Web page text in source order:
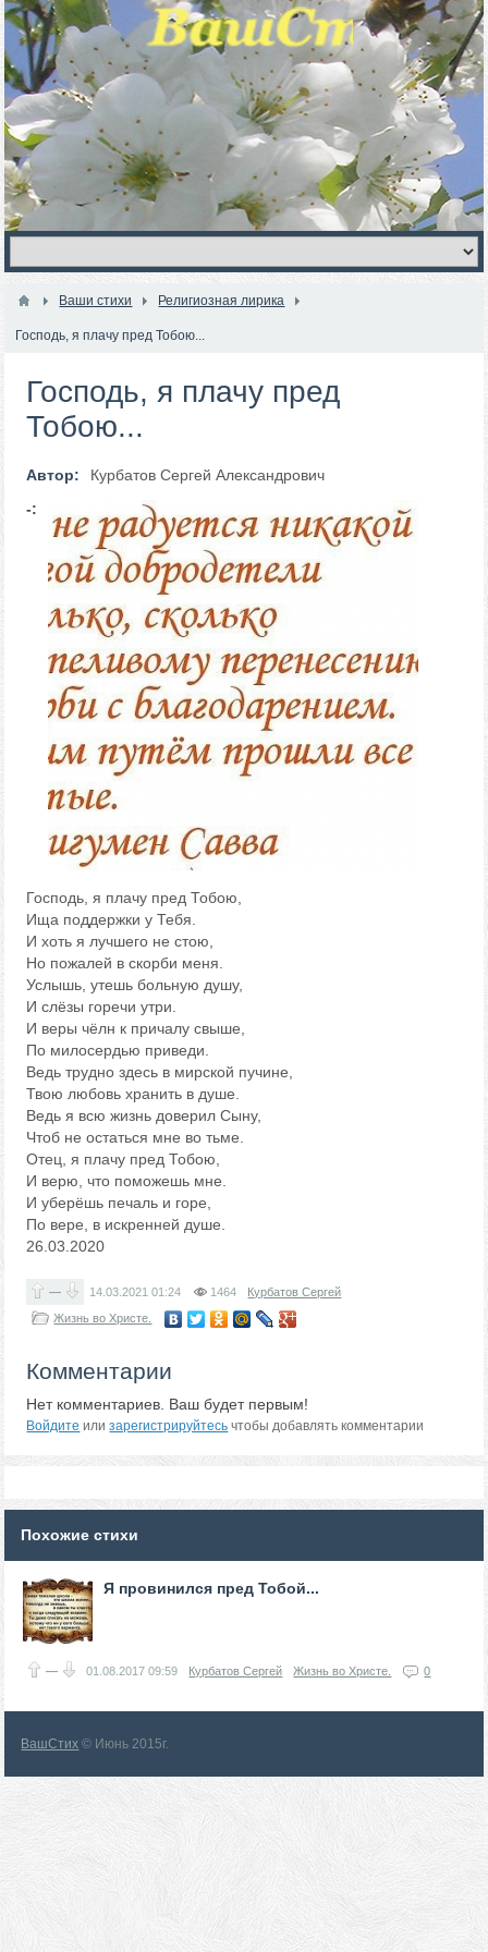
Ваши стихи Религиозная лирика
Господь, я плачу пред Тобою...
Господь, я плачу пред
Тобою...
Автор:
Курбатов Сергей Александрович
-:
Господь, я плачу пред Тобою,
Ища поддержки у Тебя.
И хоть я лучшего не стою,
Но пожалей в скорби меня.
Услышь, утешь больную душу,
И слёзы горечи утри.
И веры чёлн к причалу свыше,
По милосердью приведи.
Ведь трудно здесь в мирской пучине,
Твою любовь хранить в душе.
Ведь я всю жизнь доверил Сыну,
Чтоб не остаться мне во тьме.
Отец, я плачу пред Тобою,
И верю, что поможешь мне.
И уберёшь печаль и горе,
По вере, в искренней душе.
26.03.2020
— 14.03.202101:24 1464
Курбатов Сергей
Жизнь во Христе.
Комментарии
Нет комментариев. Ваш будет первым!
Войдите илизарегистрируйтесь чтобы добавлять комментарии
Похожие стихи
Я провинился пред Тобой...
— 01.08.201709:59 Курбатов Сергей Жизнь во Христе. 0
ВашСтих © Июнь 2015г.